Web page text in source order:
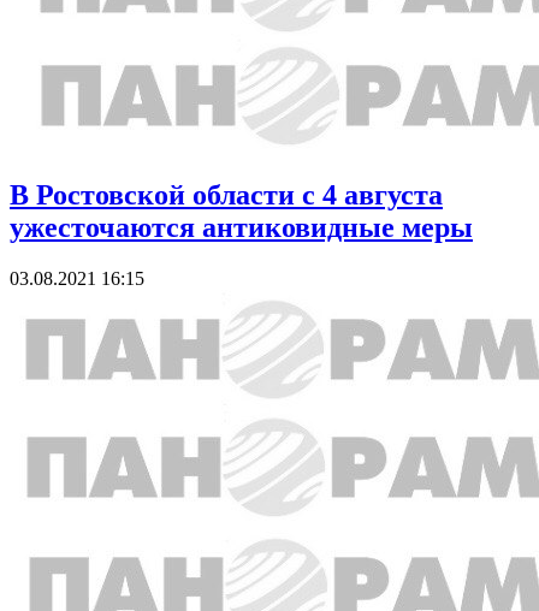
В Ростовской области с 4 августа
ужесточаются антиковидные меры
03.08.2021 16:15